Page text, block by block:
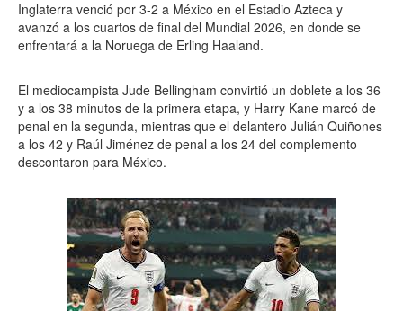
Inglaterra venció por 3-2 a México en el Estadio Azteca y
avanzó a los cuartos de final del Mundial 2026, en donde se
enfrentará a la Noruega de Erling Haaland.
El mediocampista Jude Bellingham convirtió un doblete a los 36
y a los 38 minutos de la primera etapa, y Harry Kane marcó de
penal en la segunda, mientras que el delantero Julián Quiñones
a los 42 y Raúl Jiménez de penal a los 24 del complemento
descontaron para México.